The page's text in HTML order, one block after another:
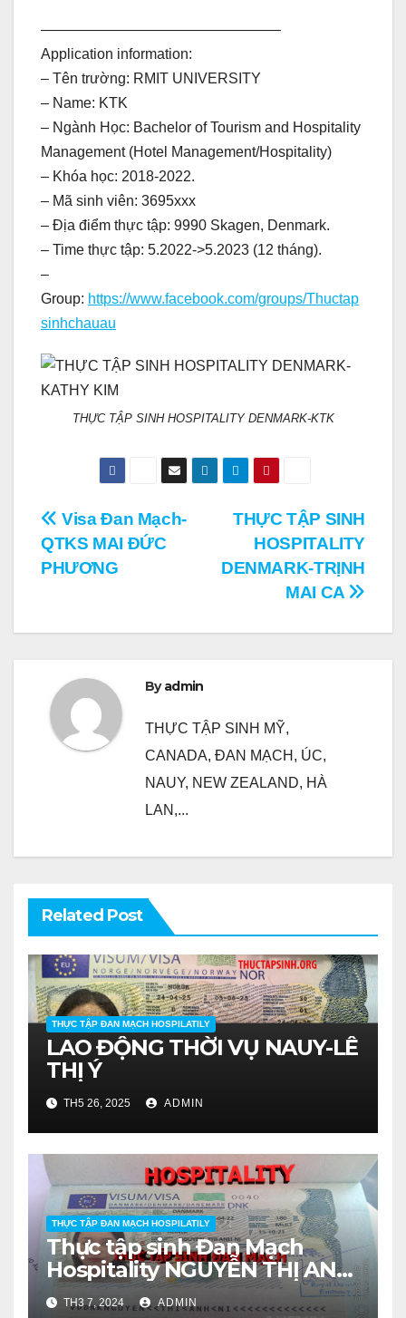
————————————————–
Application information:
– Tên trường: RMIT UNIVERSITY
– Name: KTK
– Ngành Học: Bachelor of Tourism and Hospitality
Management (Hotel Management/Hospitality)
– Khóa học: 2018-2022.
– Mã sinh viên: 3695xxx
– Địa điểm thực tập: 9990 Skagen, Denmark.
– Time thực tập: 5.2022->5.2023 (12 tháng).
–
Group: https://www.facebook.com/groups/Thuctap
sinhchauau
THỰC TẬP SINH HOSPITALITY DENMARK-KTK
Điều
hướng
viết
THỰC TẬP SINH
HOSPITALITY
DENMARK-TRỊNH
MAI CA
Visa Đan Mạch-
QTKS MAI ĐỨC
PHƯƠNG
Byadmin
THỰC TẬP SINH MỸ,
CANADA, ĐAN MẠCH, ÚC,
NAUY, NEW ZEALAND, HÀ
LAN,...
Related Post
THỰC TẬP ĐAN MẠCH HOSPILATILY
LAO ĐỘNG THỜI VỤ NAUY-LÊ
THỊ Ý
TH5 26, 2025 ADMIN
THỰC TẬP ĐAN MẠCH HOSPILATILY
Thực tập sinh Đan Mạch
Hospitality NGUYỄN THỊ ANH
NI:TH3 7, 2024 ADMIN